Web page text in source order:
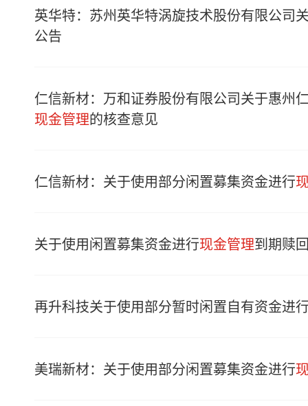
英华特：苏州英华特涡旋技术股份有限公司
公告
仁信新材：万和证券股份有限公司关于惠州
现金管理的核查意见
仁信新材：关于使用部分闲置募集资金进行
关于使用闲置募集资金进行现金管理到期赎
再升科技关于使用部分暂时闲置自有资金进
美瑞新材：关于使用部分闲置募集资金进行